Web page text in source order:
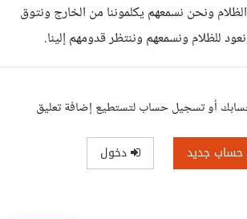
ونحن نسمعهم يكلموننا من الخارج ونتوق
للظلام ونسمعهم وننتظر قدومهم إلينا.
أو تسجيل حساب لتستطيع إضافة تعليق
حساب جديد دخول